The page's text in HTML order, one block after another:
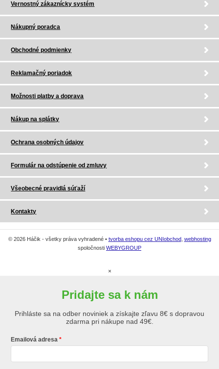
Vernostný zákaznícky systém
Nákupný poradca
Obchodné podmienky
Reklamačný poriadok
Možnosti platby a doprava
Nákup na splátky
Ochrana osobných údajov
Formulár na odstúpenie od zmluvy
Všeobecné pravidlá súťaží
Kontakty
© 2026 Háčik - všetky práva vyhradené • tvorba eshopu cez UNIobchod webhosting
spoločnosti WEBYGROUP
×
Pridajte sa k nám
Prihláste sa na odber noviniek a získajte zľavu 8€ s dopravou
zdarma pri nákupe nad 49€.
Emailová adresa